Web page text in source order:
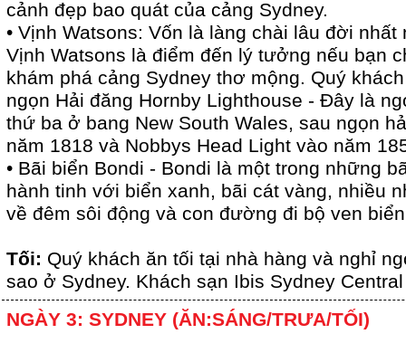
cảnh đẹp bao quát của cảng Sydney.
• Vịnh Watsons: Vốn là làng chài lâu đời
Vịnh Watsons là điểm đến lý tưởng nếu bạn
khám phá cảng Sydney thơ mộng. Quý
ngọn Hải đăng Hornby Lighthouse - Đây là
thứ ba ở bang New South Wales, sau ngọn
năm 1818 và Nobbys Head Light vào năm
• Bãi biển Bondi - Bondi là một trong những
hành tinh với biển xanh, bãi cát vàng, nhiều
về đêm sôi động và con đường đi bộ ven
Tối: Quý khách ăn tối tại nhà hàng và nghỉ
sao ở Sydney. Khách sạn Ibis Sydney
NGÀY 3: SYDNEY (ĂN:SÁNG/TRƯA/TỐI)